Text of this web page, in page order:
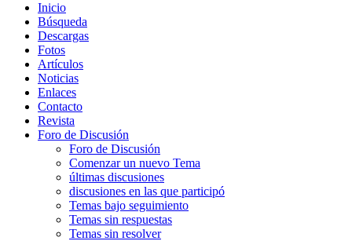
Inicio
Búsqueda
Descargas
Fotos
Artículos
Noticias
Enlaces
Contacto
Revista
Foro de Discusión
Foro de Discusión
Comenzar un nuevo Tema
últimas discusiones
discusiones en las que participó
Temas bajo seguimiento
Temas sin respuestas
Temas sin resolver